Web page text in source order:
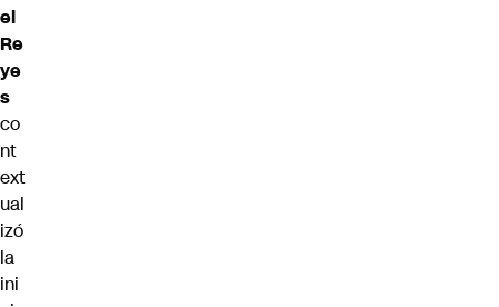
el
Re
ye
s
co
nt
ext
ual
izó
la
ini